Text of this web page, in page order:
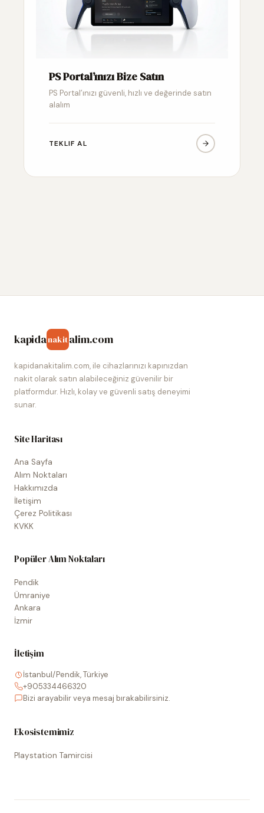
PS Portal’ınızı Bize Satın
PS Portal’ınızı güvenli, hızlı ve değerinde satın
alalım
TEKLIF AL
kapidanakitalim.com
kapidanakitalim.com, ile cihazlarınızı kapınızdan
nakit olarak satın alabileceğiniz güvenilir bir
platformdur. Hızlı, kolay ve güvenli satış deneyimi
sunar.
Site Haritası
Ana Sayfa
Alım Noktaları
Hakkımızda
İletişim
Çerez Politikası
KVKK
Popüler Alım Noktaları
Pendik
Ümraniye
Ankara
İzmir
İletişim
İstanbul/Pendik, Türkiye
+905334466320
Bizi arayabilir veya mesaj bırakabilirsiniz.
Ekosistemimiz
Playstation Tamircisi